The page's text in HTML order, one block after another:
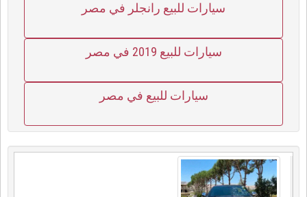
سيارات للبيع رانجلر في مصر
سيارات للبيع 2019 في مصر
سيارات للبيع في مصر